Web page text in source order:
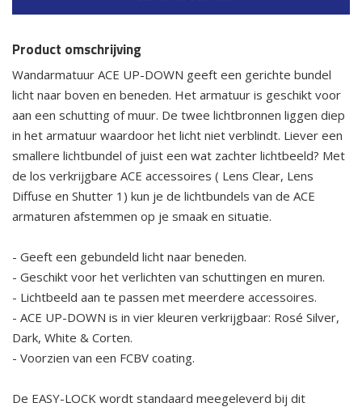
Product omschrijving
Wandarmatuur ACE UP-DOWN geeft een gerichte bundel
licht naar boven en beneden. Het armatuur is geschikt voor
aan een schutting of muur. De twee lichtbronnen liggen diep
in het armatuur waardoor het licht niet verblindt. Liever een
smallere lichtbundel of juist een wat zachter lichtbeeld? Met
de los verkrijgbare ACE accessoires ( Lens Clear, Lens
Diffuse en Shutter 1) kun je de lichtbundels van de ACE
armaturen afstemmen op je smaak en situatie.
- Geeft een gebundeld licht naar beneden.
- Geschikt voor het verlichten van schuttingen en muren.
- Lichtbeeld aan te passen met meerdere accessoires.
- ACE UP-DOWN is in vier kleuren verkrijgbaar: Rosé Silver,
Dark, White & Corten.
- Voorzien van een FCBV coating.
De EASY-LOCK wordt standaard meegeleverd bij dit